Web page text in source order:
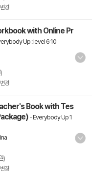
변경
with Online Pr
Up : level 6 10
변경
Book with Tes
-Everybody Up 1
)
변경